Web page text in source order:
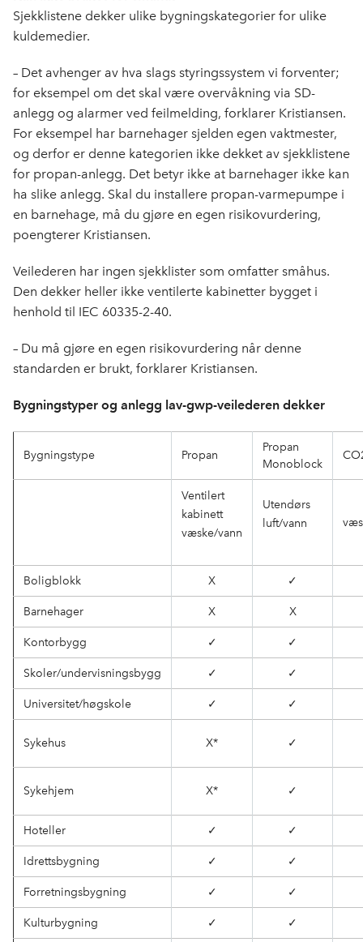
Sjekklistene dekker ulike bygningskategorier for ulike
kuldemedier.
– Det avhenger av hva slags styringssystem vi forventer;
for eksempel om det skal være overvåkning via SD-
anlegg og alarmer ved feilmelding, forklarer Kristiansen.
For eksempel har barnehager sjelden egen vaktmester,
og derfor er denne kategorien ikke dekket av sjekklistene
for propan-anlegg. Det betyr ikke at barnehager ikke kan
ha slike anlegg. Skal du installere propan-varmepumpe i
en barnehage, må du gjøre en egen risikovurdering,
poengterer Kristiansen.
Veilederen har ingen sjekklister som omfatter småhus.
Den dekker heller ikke ventilerte kabinetter bygget i
henhold til IEC 60335-2-40.
– Du må gjøre en egen risikovurdering når denne
standarden er brukt, forklarer Kristiansen.
Bygningstyper og anlegg lav-gwp-veilederen dekker
Bygningstype Propan
Propan
Monoblock
Ventilert
kabinett
væske/vann
Utendørs
luft/vann
Boligblokk X ✓
Barnehager X X
Kontorbygg ✓ ✓
Skoler/undervisningsbygg ✓ ✓
Universitet/høgskole ✓ ✓
Sykehus X* ✓
Sykehjem X* ✓
Hoteller ✓ ✓
Idrettsbygning ✓ ✓
Forretningsbygning ✓ ✓
Kulturbygning ✓ ✓